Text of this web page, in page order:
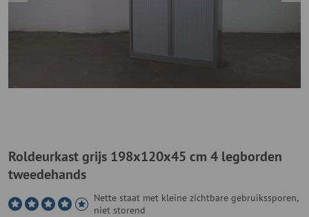
Roldeurkast grijs 198x120x45 cm 4 legborden
tweedehands
Nette staat met kleine zichtbare gebruikssporen,
niet storend